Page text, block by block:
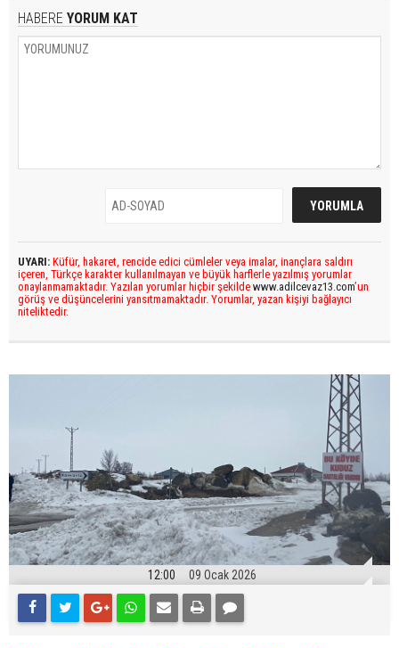
HABERE YORUM KAT
UYARI: Küfür, hakaret, rencide edici cümleler veya imalar, inançlara saldırı
içeren, Türkçe karakter kullanılmayan ve büyük harflerle yazılmış yorumlar
onaylanmamaktadır. Yazılan yorumlar hiçbir şekilde www.adilcevaz13.com’un
görüş ve düşüncelerini yansıtmamaktadır. Yorumlar, yazan kişiyi bağlayıcı
niteliktedir.
12:00 09 Ocak 2026